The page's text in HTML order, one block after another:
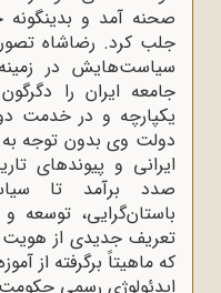
صحنه آمد و بدینگونه
جلب کرد. رضاشاه
سیاست‌هایش در
جامعه ایران را
یکپارچه و در خدمت
دولت وی بدون توجه
ایرانی و پیوندهای
صدد برآمد تا
باستان‌گرایی، توسعه و
تعریف جدیدی از هویت
که ماهیتاً برگرفته از
ایدئولوژی رسمی